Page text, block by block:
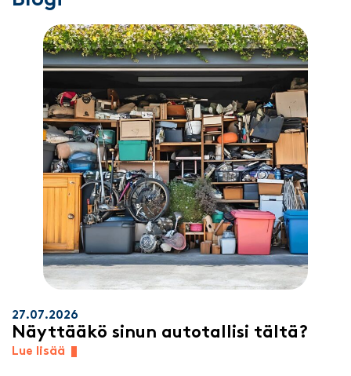
27.07.2026
Näyttääkö sinun autotallisi tältä?
Lue lisää